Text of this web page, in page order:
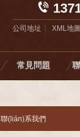
公司地址 | XML地圖
常見問題
聯(lián)系我們